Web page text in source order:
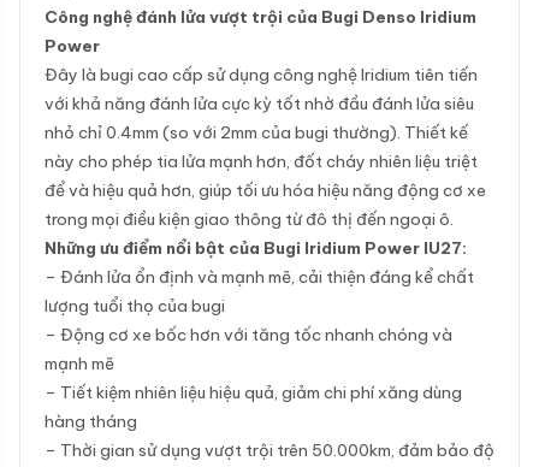
Công nghệ đánh lửa vượt trội của Bugi Denso Iridium
Power
Đây là bugi cao cấp sử dụng công nghệ Iridium tiên tiến
với khả năng đánh lửa cực kỳ tốt nhờ đầu đánh lửa siêu
nhỏ chỉ 0.4mm (so với 2mm của bugi thường). Thiết kế
này cho phép tia lửa mạnh hơn, đốt cháy nhiên liệu triệt
để và hiệu quả hơn, giúp tối ưu hóa hiệu năng động cơ xe
trong mọi điều kiện giao thông từ đô thị đến ngoại ô.
Những ưu điểm nổi bật của Bugi Iridium Power IU27:
– Đánh lửa ổn định và mạnh mẽ, cải thiện đáng kể chất
lượng tuổi thọ của bugi
– Động cơ xe bốc hơn với tăng tốc nhanh chóng và
mạnh mẽ
– Tiết kiệm nhiên liệu hiệu quả, giảm chi phí xăng dùng
hàng tháng
– Thời gian sử dụng vượt trội trên 50.000km, đảm bảo độ